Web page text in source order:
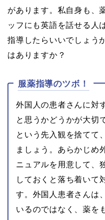
があります。私自身も、
ッフにも英語を話せる人
指導したらいいでしょう
はありますか？
服薬指導のツボ！
外国人の患者さんに対
と思うかどうかが大切
という先入観を捨てて
ましょう。あらかじめ
ニュアルを用意して、
しておくと落ち着いて
す。外国人患者さんは
いるのではなく、薬を